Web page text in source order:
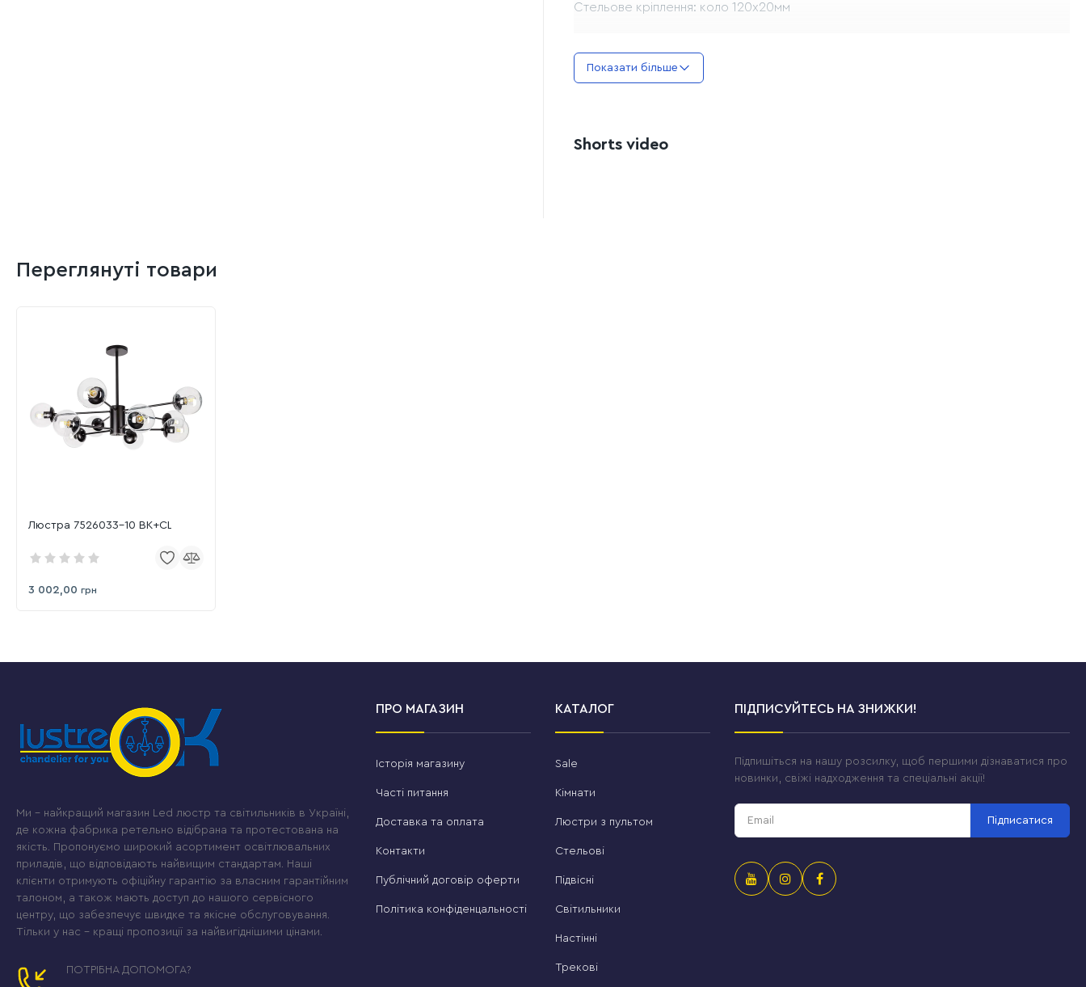
Стельове кріплення: коло 120х20мм
Максимальна потужність лампочки: 40 Ватт
Показати більше
Shorts video
Переглянуті товари
Люстра 7526033-10 BK+CL
3 002,00 грн
Ми – найкращий магазин Led люстр та світильників в Україні,
де кожна фабрика ретельно відібрана та протестована на
якість. Пропонуємо широкий асортимент освітлювальних
приладів, що відповідають найвищим стандартам. Наші
клієнти отримують офіційну гарантію за власним гарантійним
талоном, а також мають доступ до нашого сервісного
центру, що забезпечує швидке та якісне обслуговування.
Тільки у нас – кращі пропозиції за найвигіднішими цінами.
ПОТРІБНА ДОПОМОГА?
ПРО МАГАЗИН
Історія магазину
Часті питання
Доставка та оплата
Контакти
Публічний договір оферти
Політика конфіденцальності
КАТАЛОГ
Sale
Кімнати
Люстри з пультом
Стельові
Підвісні
Світильники
Настінні
Трекові
ПІДПИСУЙТЕСЬ НА ЗНИЖКИ!
Підпишіться на нашу розсилку, щоб першими дізнаватися про
новинки, свіжі надходження та спеціальні акції!
Підписатися